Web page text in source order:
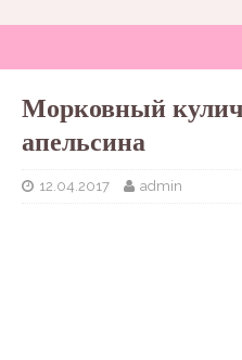
Морковный
апельсина
12.04.2017 admin